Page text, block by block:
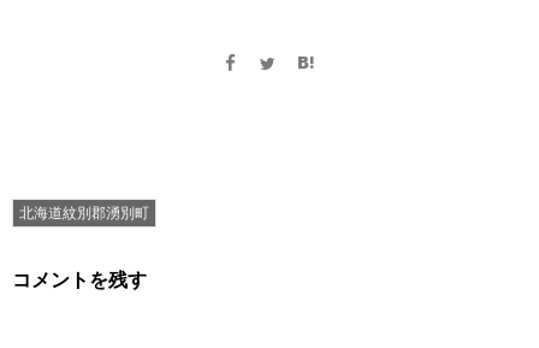
北海道紋別郡湧別町
コメントを残す